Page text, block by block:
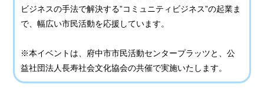
ビジネスの手法で解決する”コミュニティビジネス”の起業ま
で、幅広い市民活動を応援しています。
※本イベントは、府中市市民活動センタープラッツと、公
益社団法人長寿社会文化協会の共催で実施いたします。